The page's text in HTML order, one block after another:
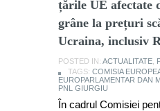
țările UE afectate
grâne la prețuri
Ucraina, inclusiv
POSTED IN: ACTUALITATE
TAGS: COMISIA
EUROPARLAMENTAR DAN
PNL GIURGIU
În cadrul Comisiei